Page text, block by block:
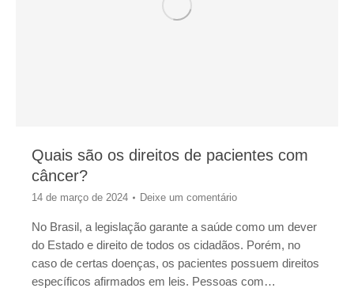
Quais são os direitos de pacientes com
câncer?
14 de março de 2024 Deixe um comentário
No Brasil, a legislação garante a saúde como um dever
do Estado e direito de todos os cidadãos. Porém, no
caso de certas doenças, os pacientes possuem direitos
específicos afirmados em leis. Pessoas com…